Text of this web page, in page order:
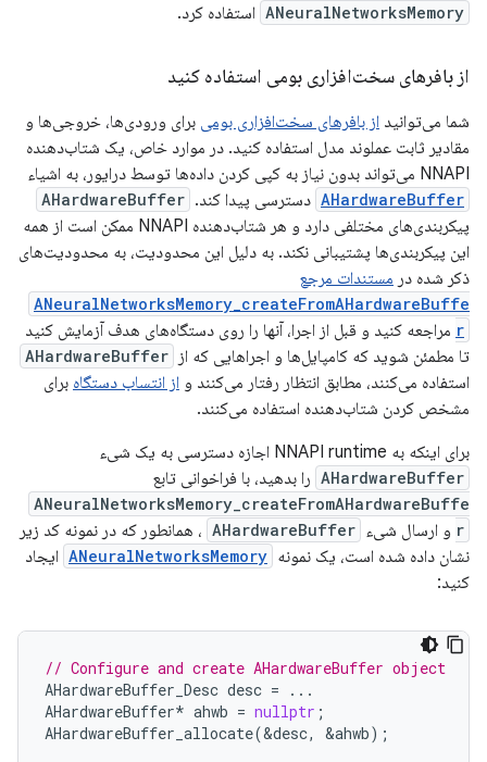
ANeuralNetworksMemory استفاده کرد.
از بافرهای سخت‌افزاری بومی استفاده کنید
شما می‌توانید از بافرهای سخت‌افزاری بومی برای ورودی‌ها، خروجی‌ها و
مقادیر ثابت عملوند مدل استفاده کنید. در موارد خاص، یک شتاب‌دهنده
NNAPI می‌تواند بدون نیاز به کپی کردن داده‌ها توسط درایور، به اشیاء
AHardwareBuffer دسترسی پیدا کند. AHardwareBuffer
پیکربندی‌های مختلفی دارد و هر شتاب‌دهنده NNAPI ممکن است از همه
این پیکربندی‌ها پشتیبانی نکند. به دلیل این محدودیت، به محدودیت‌های
ذکر شده در مستندات مرجع
ANeuralNetworksMemory_createFromAHardwareBuffe
r مراجعه کنید و قبل از اجرا، آنها را روی دستگاه‌های هدف آزمایش کنید
تا مطمئن شوید که کامپایل‌ها و اجراهایی که از AHardwareBuffer
استفاده می‌کنند، مطابق انتظار رفتار می‌کنند و از انتساب دستگاه برای
مشخص کردن شتاب‌دهنده استفاده می‌کنند.
برای اینکه به NNAPI runtime اجازه دسترسی به یک شیء
AHardwareBuffer را بدهید، با فراخوانی تابع
ANeuralNetworksMemory_createFromAHardwareBuffe
r و ارسال شیء AHardwareBuffer ، همانطور که در نمونه کد زیر
نشان داده شده است، یک نمونه ANeuralNetworksMemory ایجاد
کنید:
// Configure and create AHardwareBuffer object
AHardwareBuffer_Desc desc =
...
AHardwareBuffer* ahwb = nullptr ;
AHardwareBuffer_allocate(&desc, &ahwb);